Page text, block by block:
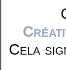
Cela